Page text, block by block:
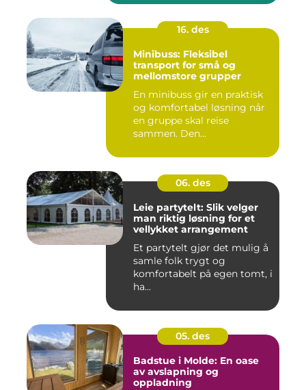
16. des
Minibuss: Fleksibel
transport for små og
mellomstore grupper
En minibuss gir en praktisk
og komfortabel løsning når
en gruppe skal reise
sammen. Den...
06. des
Leie partytelt: Slik velger
man riktig løsning for et
vellykket arrangement
Et partytelt gjør det mulig å
samle folk trygt og
komfortabelt på egen tomt, i
ha...
05. des
Badstue i Molde: En oase
av avslapning og
oppladning